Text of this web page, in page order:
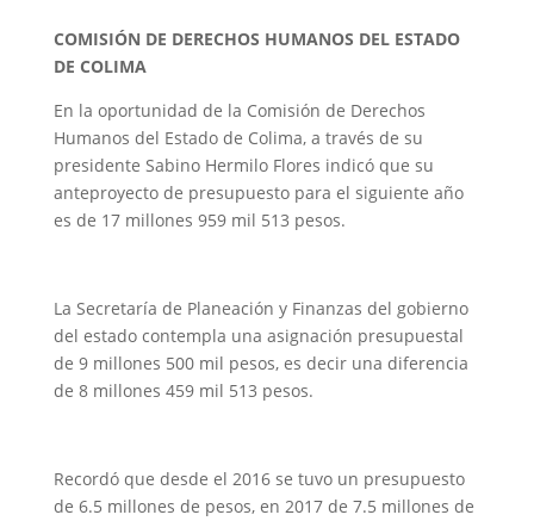
COMISIÓN DE DERECHOS HUMANOS DEL ESTADO
DE COLIMA
En la oportunidad de la Comisión de Derechos
Humanos del Estado de Colima, a través de su
presidente Sabino Hermilo Flores indicó que su
anteproyecto de presupuesto para el siguiente año
es de 17 millones 959 mil 513 pesos.
La Secretaría de Planeación y Finanzas del gobierno
del estado contempla una asignación presupuestal
de 9 millones 500 mil pesos, es decir una diferencia
de 8 millones 459 mil 513 pesos.
Recordó que desde el 2016 se tuvo un presupuesto
de 6.5 millones de pesos, en 2017 de 7.5 millones de